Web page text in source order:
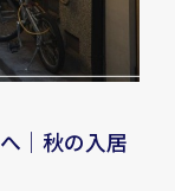
｜秋の入居